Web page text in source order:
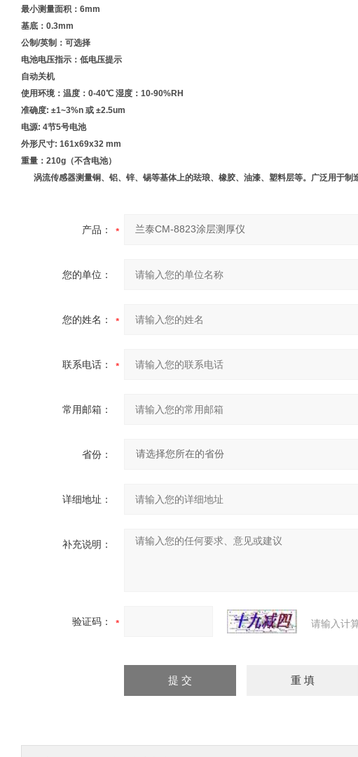
最小测量面积：6mm
基底：0.3mm
公制/英制：可选择
电池电压指示：低电压提示
自动关机
使用环境：温度：0-40℃ 湿度：10-90%RH
准确度: ±1~3%n 或 ±2.5um
电源: 4节5号电池
外形尺寸: 161x69x32 mm
重量：210g（不含电池）
涡流传感器测量铜、铝、锌、锡等基体上的珐琅、橡胶、油漆、塑料层等。广泛用于制
产品：
您的单位：
您的姓名：
联系电话：
常用邮箱：
省份：
详细地址：
补充说明：
验证码： 请输入计